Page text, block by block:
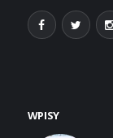
WPISY